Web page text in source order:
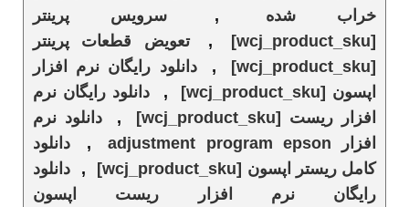
خراب شده
,
سرویس پرینتر
[wcj_product_sku]
,
تعویض قطعات پرینتر
[wcj_product_sku]
,
دانلود رایگان نرم افزار
اپسون [wcj_product_sku]
,
دانلود رایگان نرم
افزار ریست [wcj_product_sku]
,
دانلود نرم
افزار adjustment program epson
,
دانلود
کامل ریستر اپسون [wcj_product_sku]
,
دانلود
رایگان نرم افزار ریست اپسون